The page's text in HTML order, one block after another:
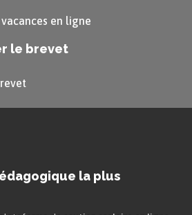
en ligne
le brevet
la plus